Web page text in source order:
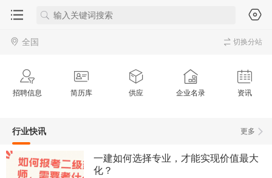
切换分站
全国
招聘信息 简历库 供应 企业名录 资讯
更多
行业快讯
一建如何选择专业，才能实现价值最大
化？